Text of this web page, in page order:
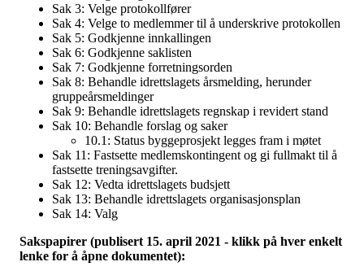
Sak 3: Velge protokollfører
Sak 4: Velge to medlemmer til å underskrive protokollen
Sak 5: Godkjenne innkallingen
Sak 6: Godkjenne saklisten
Sak 7: Godkjenne forretningsorden
Sak 8: Behandle idrettslagets årsmelding, herunder
gruppeårsmeldinger
Sak 9: Behandle idrettslagets regnskap i revidert stand
Sak 10: Behandle forslag og saker
10.1: Status byggeprosjekt legges fram i møtet
Sak 11: Fastsette medlemskontingent og gi fullmakt til å
fastsette treningsavgifter.
Sak 12: Vedta idrettslagets budsjett
Sak 13: Behandle idrettslagets organisasjonsplan
Sak 14: Valg
Sakspapirer (publisert 15. april 2021 - klikk på hver enkelt
lenke for å åpne dokumentet):